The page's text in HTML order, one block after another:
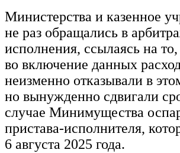
Министерства и казенное
не раз обращались в
исполнения, ссылаясь на
во включение данных
неизменно отказывали в
но вынужденно сдвигали
случае Минимущества
пристава-исполнителя,
6 августа 2025 года.